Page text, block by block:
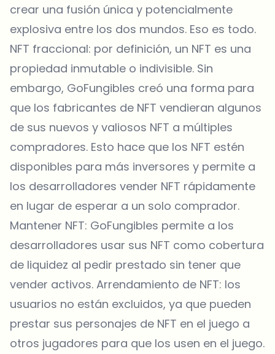
crear una fusión única y potencialmente
explosiva entre los dos mundos. Eso es todo.
NFT fraccional: por definición, un NFT es una
propiedad inmutable o indivisible. Sin
embargo, GoFungibles creó una forma para
que los fabricantes de NFT vendieran algunos
de sus nuevos y valiosos NFT a múltiples
compradores. Esto hace que los NFT estén
disponibles para más inversores y permite a
los desarrolladores vender NFT rápidamente
en lugar de esperar a un solo comprador.
Mantener NFT: GoFungibles permite a los
desarrolladores usar sus NFT como cobertura
de liquidez al pedir prestado sin tener que
vender activos. Arrendamiento de NFT: los
usuarios no están excluidos, ya que pueden
prestar sus personajes de NFT en el juego a
otros jugadores para que los usen en el juego.